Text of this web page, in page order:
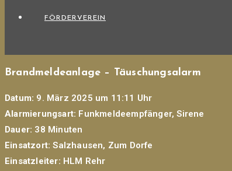
FÖRDERVEREIN
Brandmeldeanlage – Täuschungsalarm
Datum: 9. März 2025 um 11:11 Uhr
Alarmierungsart: Funkmeldeempfänger, Sirene
Dauer: 38 Minuten
Einsatzort: Salzhausen, Zum Dorfe
Einsatzleiter: HLM Rehr